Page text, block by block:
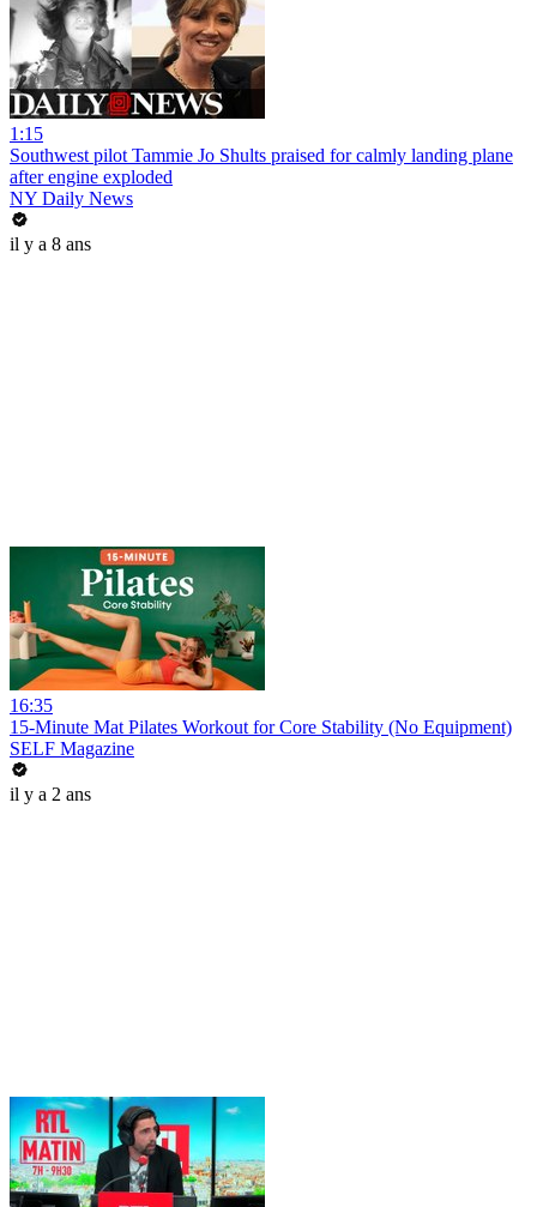
1:15
Southwest pilot Tammie Jo Shults praised for calmly landing plane
after engine exploded
NY Daily News
il y a 8 ans
16:35
15-Minute Mat Pilates Workout for Core Stability (No Equipment)
SELF Magazine
il y a 2 ans